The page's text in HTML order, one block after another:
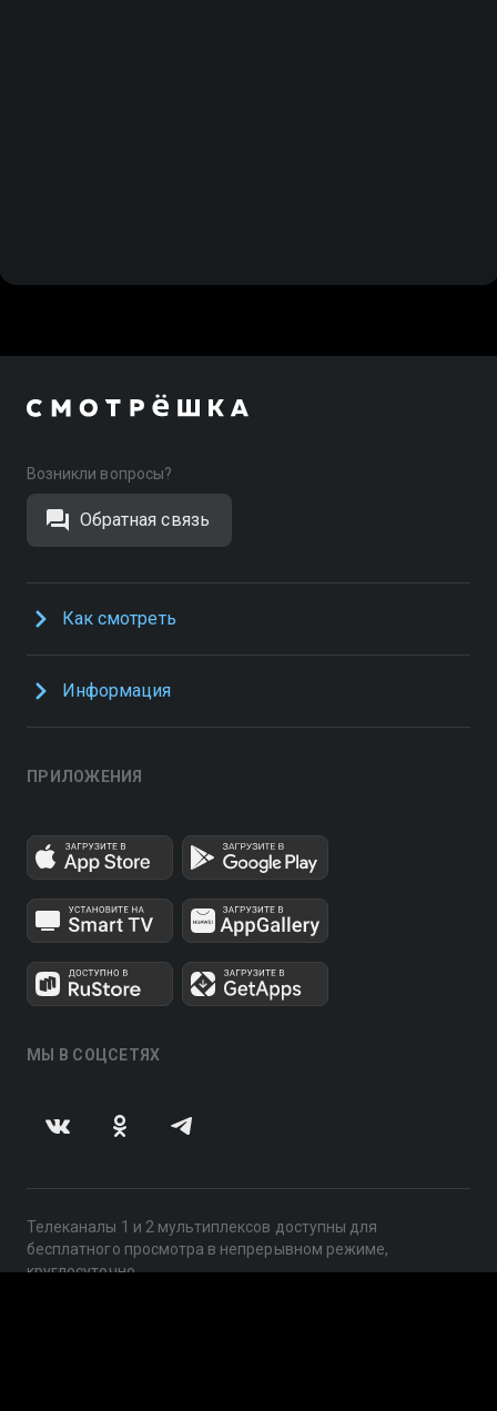
Возникли вопросы?
Обратная связь
Как смотреть
Информация
ПРИЛОЖЕНИЯ
МЫ В СОЦСЕТЯХ
Телеканалы 1 и 2 мультиплексов доступны для
бесплатного просмотра в непрерывном режиме,
круглосуточно.